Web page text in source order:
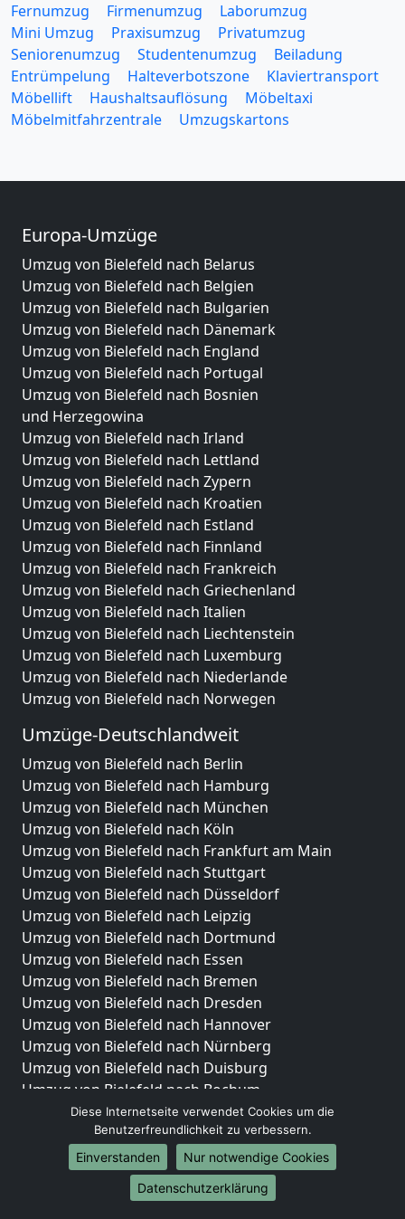
Fernumzug
Firmenumzug
Laborumzug
Mini Umzug
Praxisumzug
Privatumzug
Seniorenumzug
Studentenumzug
Beiladung
Entrümpelung
Halteverbotszone
Klaviertransport
Möbellift
Haushaltsauflösung
Möbeltaxi
Möbelmitfahrzentrale
Umzugskartons
Europa-Umzüge
Umzug von Bielefeld nach Belarus
Umzug von Bielefeld nach Belgien
Umzug von Bielefeld nach Bulgarien
Umzug von Bielefeld nach Dänemark
Umzug von Bielefeld nach England
Umzug von Bielefeld nach Portugal
Umzug von Bielefeld nach Bosnien
und Herzegowina
Umzug von Bielefeld nach Irland
Umzug von Bielefeld nach Lettland
Umzug von Bielefeld nach Zypern
Umzug von Bielefeld nach Kroatien
Umzug von Bielefeld nach Estland
Umzug von Bielefeld nach Finnland
Umzug von Bielefeld nach Frankreich
Umzug von Bielefeld nach Griechenland
Umzug von Bielefeld nach Italien
Umzug von Bielefeld nach Liechtenstein
Umzug von Bielefeld nach Luxemburg
Umzug von Bielefeld nach Niederlande
Umzug von Bielefeld nach Norwegen
Umzüge-Deutschlandweit
Umzug von Bielefeld nach Berlin
Umzug von Bielefeld nach Hamburg
Umzug von Bielefeld nach München
Umzug von Bielefeld nach Köln
Umzug von Bielefeld nach Frankfurt am Main
Umzug von Bielefeld nach Stuttgart
Umzug von Bielefeld nach Düsseldorf
Umzug von Bielefeld nach Leipzig
Umzug von Bielefeld nach Dortmund
Umzug von Bielefeld nach Essen
Umzug von Bielefeld nach Bremen
Umzug von Bielefeld nach Dresden
Umzug von Bielefeld nach Hannover
Umzug von Bielefeld nach Nürnberg
Umzug von Bielefeld nach Duisburg
Umzug von Bielefeld nach Bochum
Umzug von Bielefeld nach Wuppertal
Umzug von Bielefeld nach Bielefeld
Umzug von Bielefeld nach Bonn
Umzug von Bielefeld nach Münster
Diese Internetseite verwendet Cookies um die
Benutzerfreundlichkeit zu verbessern.
Einverstanden
Nur notwendige Cookies
Datenschutzerklärung